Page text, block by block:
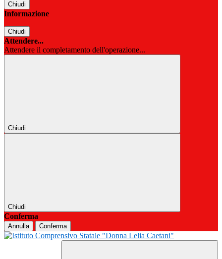
Chiudi
Informazione
Chiudi
Attendere...
Attendere il completamento dell'operazione...
Chiudi
Chiudi
Conferma
Annulla Conferma